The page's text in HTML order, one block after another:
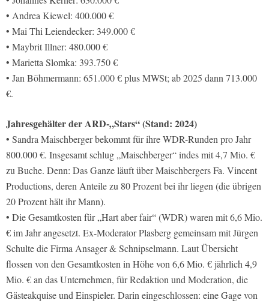
• Andrea Kiewel: 400.000 €
• Mai Thi Leiendecker: 349.000 €
• Maybrit Illner: 480.000 €
• Marietta Slomka: 393.750 €
• Jan Böhmermann: 651.000 € plus MWSt; ab 2025 dann 713.000
€.
Jahresgehälter der ARD-„Stars“ (Stand: 2024)
• Sandra Maischberger bekommt für ihre WDR-Runden pro Jahr
800.000 €. Insgesamt schlug „Maischberger“ indes mit 4,7 Mio. €
zu Buche. Denn: Das Ganze läuft über Maischbergers Fa. Vincent
Productions, deren Anteile zu 80 Prozent bei ihr liegen (die übrigen
20 Prozent hält ihr Mann).
• Die Gesamtkosten für „Hart aber fair“ (WDR) waren mit 6,6 Mio.
€ im Jahr angesetzt. Ex-Moderator Plasberg gemeinsam mit Jürgen
Schulte die Firma Ansager & Schnipselmann. Laut Übersicht
flossen von den Gesamtkosten in Höhe von 6,6 Mio. € jährlich 4,9
Mio. € an das Unternehmen, für Redaktion und Moderation, die
Gästeakquise und Einspieler. Darin eingeschlossen: eine Gage von